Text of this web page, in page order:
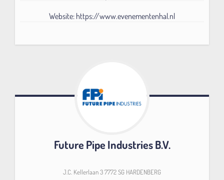
Website: https://www.evenementenhal.nl
Future Pipe Industries B.V.
J.C. Kellerlaan 3 7772 SG HARDENBERG